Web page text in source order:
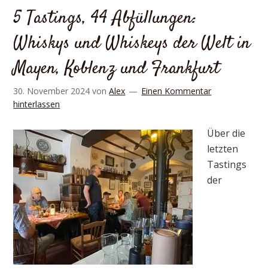
5 Tastings, 44 Abfüllungen:
Whiskys und Whiskeys der Welt in
Mayen, Koblenz und Frankfurt
30. November 2024 vonAlex
Einen Kommentar
hinterlassen
Über die
letzten
Tastings
der